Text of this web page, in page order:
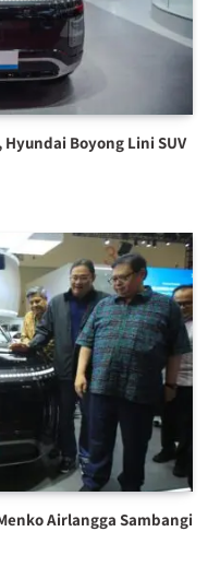
Boyong Lini SUV
Airlangga Sambangi